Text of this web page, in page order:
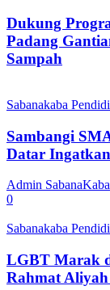
Dukung
Padang
Sampah
Sabanakaba
Sambangi
Datar
Admin SabanaKaba
0
Sabanakaba
LGBT Marak
Rahmat